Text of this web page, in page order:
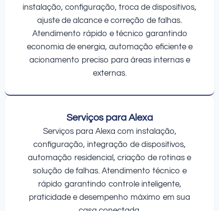
instalação, configuração, troca de dispositivos,
ajuste de alcance e correção de falhas.
Atendimento rápido e técnico garantindo
economia de energia, automação eficiente e
acionamento preciso para áreas internas e
externas.
Serviços para Alexa
Serviços para Alexa com instalação,
configuração, integração de dispositivos,
automação residencial, criação de rotinas e
solução de falhas. Atendimento técnico e
rápido garantindo controle inteligente,
praticidade e desempenho máximo em sua